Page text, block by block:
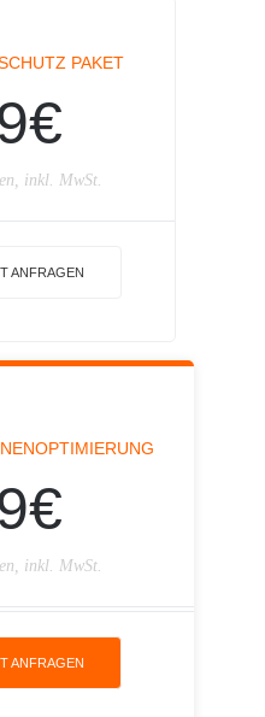
PAKET
inkl. MwSt.
ANFRAGEN
inkl. MwSt.
ANFRAGEN